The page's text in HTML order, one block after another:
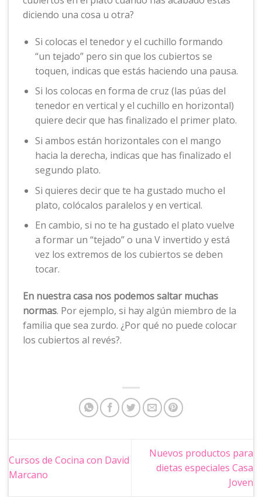
diciendo una cosa u otra?
Si colocas el tenedor y el cuchillo formando
“un tejado” pero sin que los cubiertos se
toquen, indicas que estás haciendo una pausa.
Si los colocas en forma de cruz (las púas del
tenedor en vertical y el cuchillo en horizontal)
quiere decir que has finalizado el primer plato.
Si ambos están horizontales con el mango
hacia la derecha, indicas que has finalizado el
segundo plato.
Si quieres decir que te ha gustado mucho el
plato, colócalos paralelos y en vertical.
En cambio, si no te ha gustado el plato vuelve
a formar un “tejado” o una V invertido y está
vez los extremos de los cubiertos se deben
tocar.
En nuestra casa nos podemos saltar muchas
normas. Por ejemplo, si hay algún miembro de la
familia que sea zurdo. ¿Por qué no puede colocar
los cubiertos al revés?.
Cursos de Cocina con David
Marcano
Nuevos productos para
dietas especiales Casa
Joven